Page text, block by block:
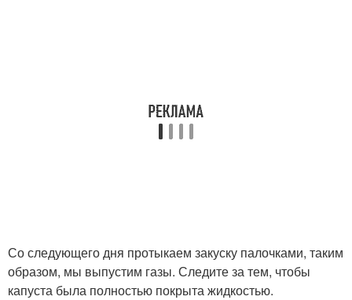
Со следующего дня протыкаем закуску палочками, таким
образом, мы выпустим газы. Следите за тем, чтобы
капуста была полностью покрыта жидкостью.